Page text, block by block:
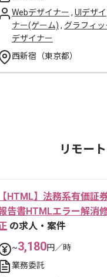
Webデザイナー , UIデザイ
ナー(ゲーム) , グラフィッ
デザイナー
西新宿（東京都）
リモー
【HTML】法務系有価証
告書HTMLエラー解消
の求人・案件
~3,180円／時
業務委託